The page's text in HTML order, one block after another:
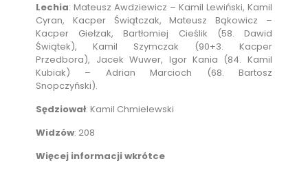
Lechia: Mateusz Awdziewicz – Kamil Lewiński, Kamil
Cyran, Kacper Świątczak, Mateusz Bąkowicz –
Kacper Giełzak, Bartłomiej Cieślik (58. Dawid
Świątek), Kamil Szymczak (90+3. Kacper
Przedbora), Jacek Wuwer, Igor Kania (84. Kamil
Kubiak) – Adrian Marcioch (68. Bartosz
Snopczyński).
Sędziował: Kamil Chmielewski
Widzów: 208
Więcej informacji wkrótce